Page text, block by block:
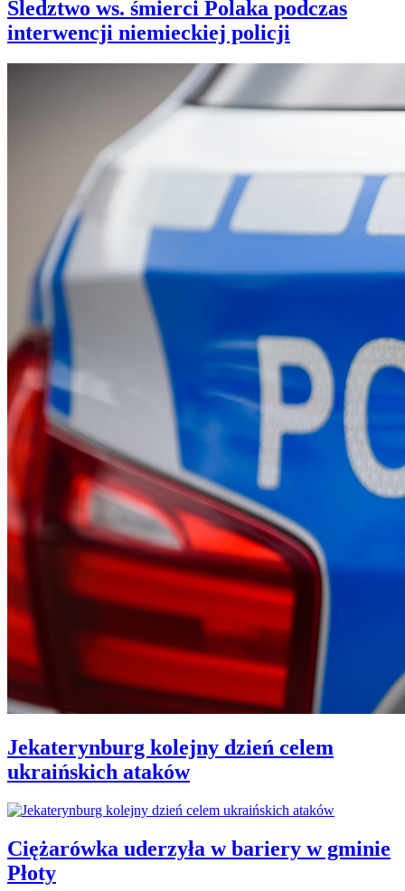
Śledztwo ws. śmierci Polaka podczas
interwencji niemieckiej policji
Jekaterynburg kolejny dzień celem
ukraińskich ataków
Ciężarówka uderzyła w bariery w gminie
Płoty